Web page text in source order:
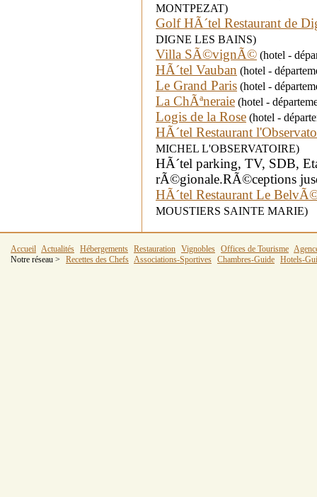
MONTPEZAT)
Golf HÃ´tel Restaurant de
DIGNE LES BAINS)
Villa SÃ©vignÃ© (hotel -
HÃ´tel Vauban (hotel -
Le Grand Paris (hotel -
La ChÃªneraie (hotel -
Logis de la Rose (hotel -
HÃ´tel Restaurant
MICHEL L'OBSERVATOIRE)
HÃ´tel parking, TV, SDB,
rÃ©gionale.RÃ©ceptions
HÃ´tel Restaurant Le
MOUSTIERS SAINTE MARIE)
Accueil Actualités Hébergements Restauration Vignobles Offices de Tourisme
Notre réseau >
Recettes des Chefs Associations-Sportives Chambres-Guide Hotels-